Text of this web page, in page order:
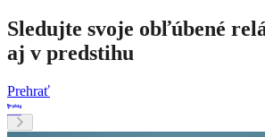
Sledujte svoje obľúbené
aj v predstihu
Prehrať